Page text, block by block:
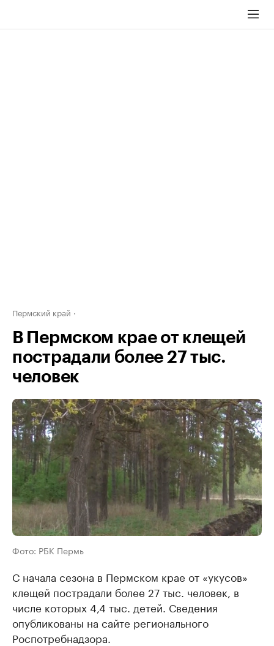
Пермский край
В Пермском крае от клещей
пострадали более 27 тыс.
человек
Фото: РБК Пермь
С начала сезона в Пермском крае от «укусов»
клещей пострадали более 27 тыс. человек, в
числе которых 4,4 тыс. детей. Сведения
опубликованы на сайте регионального
Роспотребнадзора.